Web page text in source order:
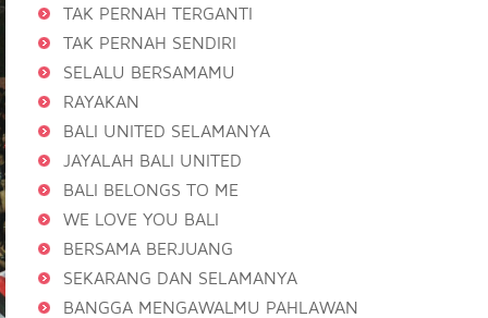
TAK PERNAH TERGANTI
TAK PERNAH SENDIRI
SELALU BERSAMAMU
RAYAKAN
BALI UNITED SELAMANYA
JAYALAH BALI UNITED
BALI BELONGS TO ME
WE LOVE YOU BALI
BERSAMA BERJUANG
SEKARANG DAN SELAMANYA
BANGGA MENGAWALMU PAHLAWAN